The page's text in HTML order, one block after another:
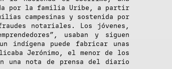
por la familia Uribe, a partir
campesinas y sostenida por
notariales. Los jóvenes,
usaban y siguen
indígena puede fabricar unas
Jerónimo, el menor de los
una nota de prensa del diario